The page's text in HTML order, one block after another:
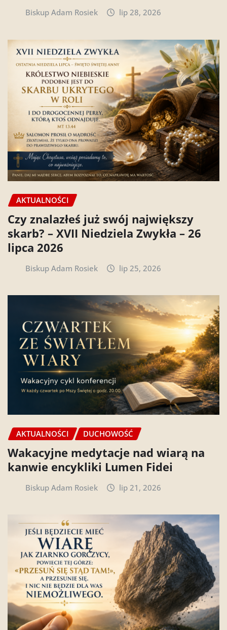
Biskup Adam Rosiek lip 28, 2026
AKTUALNOŚCI
Czy znalazłeś już swój największy
skarb? – XVII Niedziela Zwykła – 26
lipca 2026
Biskup Adam Rosiek lip 25, 2026
AKTUALNOŚCI DUCHOWOŚĆ
Wakacyjne medytacje nad wiarą na
kanwie encykliki Lumen Fidei
Biskup Adam Rosiek lip 21, 2026